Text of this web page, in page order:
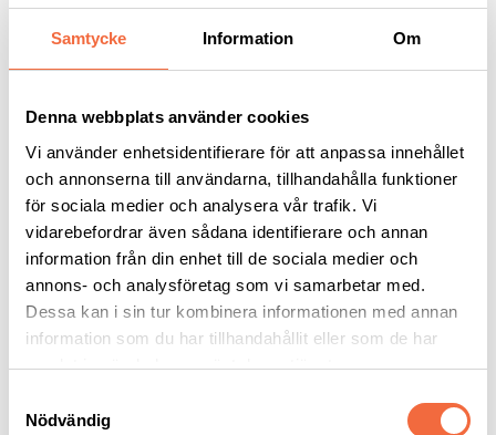
Samtycke Information Om
Denna webbplats använder cookies
Vi använder enhetsidentifierare för att anpassa innehållet
och annonserna till användarna, tillhandahålla funktioner
för sociala medier och analysera vår trafik. Vi
vidarebefordrar även sådana identifierare och annan
information från din enhet till de sociala medier och
annons- och analysföretag som vi samarbetar med.
Dessa kan i sin tur kombinera informationen med annan
information som du har tillhandahållit eller som de har
samlat in när du har använt deras tjänster.
Nödvändig
Frågor att tänka på:
Varför satsa på automatisering?
produktionslinjer för skärning och svetsning?
Vilka kompetenser bör tillverkarna ha för att styra sin
verksamhet mot automation?
Kommer övergången till smarta produktionslinjer och
automation vara värt pengarna?
Anmäl dig här: Cutting Meets Welding Summit
Onsdag den 27 januari 2021Kl. 10:00 (svensk tid)